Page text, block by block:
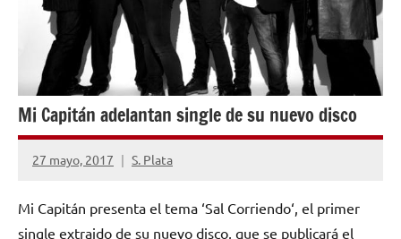
Mi Capitán adelantan single de su nuevo disco
27 mayo, 2017 S. Plata
No
comentarios
Mi Capitán presenta el tema ‘Sal Corriendo‘, el primer
single extraido de su nuevo disco, que se publicará el